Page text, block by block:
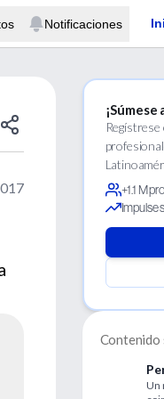
Notificaciones
¡Súmese
+1.1 M
Impulse
Contenido
Un